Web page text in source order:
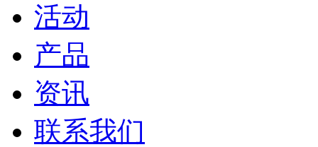
活动
产品
资讯
联系我们